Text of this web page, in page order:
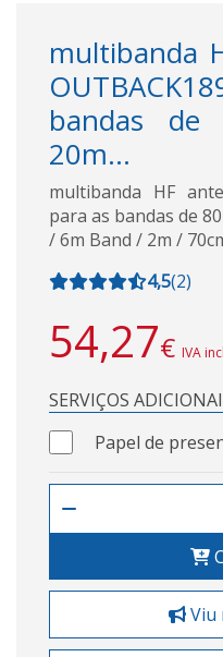
multibanda
bandas
20m...
multibanda HF
para as bandas de
/ 6m Band / 2m /
4,5(2)
54,27€ IVA
SERVIÇOS
Papel de
Viu